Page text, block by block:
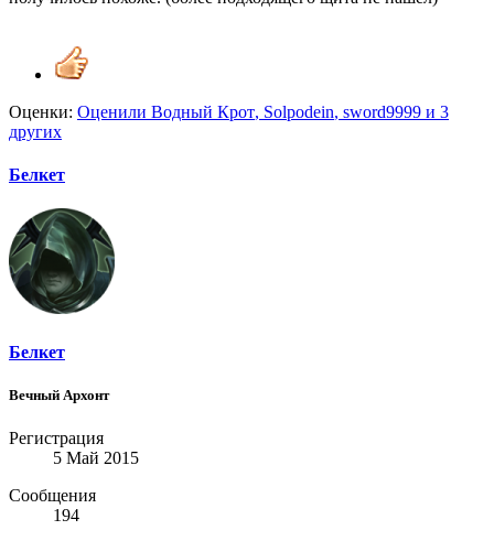
Оценки: Оценили Водный Крот, Solpodein, sword9999 и 3
других
Белкет
Белкет
Вечный Архонт
Регистрация
5 Май 2015
Сообщения
194